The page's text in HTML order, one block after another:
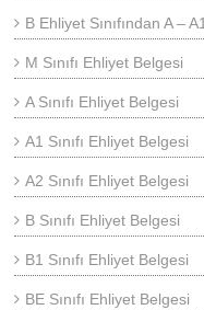
B Ehliyet Sınıfından A –
M Sınıfı Ehliyet Belgesi
A Sınıfı Ehliyet Belgesi
A1 Sınıfı Ehliyet Belgesi
A2 Sınıfı Ehliyet Belgesi
B Sınıfı Ehliyet Belgesi
B1 Sınıfı Ehliyet Belgesi
BE Sınıfı Ehliyet Belgesi